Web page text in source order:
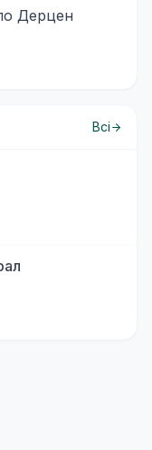
Дерцен
Всі